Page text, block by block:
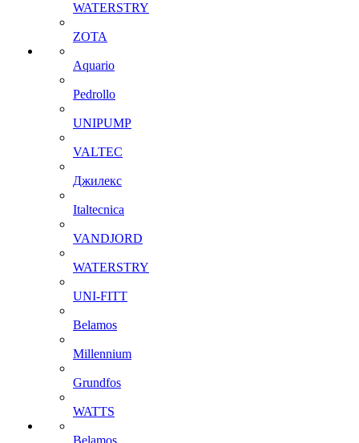
WATERSTRY
ZOTA
Aquario
Pedrollo
UNIPUMP
VALTEC
Джилекс
Italtecnica
VANDJORD
WATERSTRY
UNI-FITT
Belamos
Millennium
Grundfos
WATTS
Belamos